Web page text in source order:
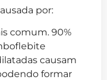
por:
comum. 90%
causam
formar